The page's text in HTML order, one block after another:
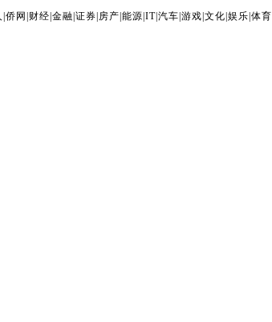
侨网 财经 金融 证券 房产 能源 IT| 汽车 游戏 文化 娱乐 体育